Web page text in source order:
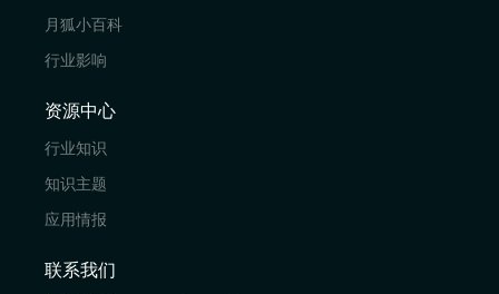
月狐小百科
行业影响
资源中心
行业知识
知识主题
应用情报
联系我们